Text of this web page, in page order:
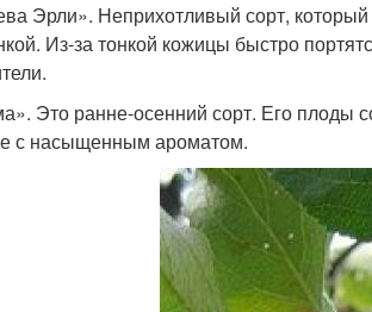
Эрли». Неприхотливый сорт,
Из-за тонкой кожицы быстро
Это ранне-осенний сорт. Его плоды
с насыщенным ароматом.